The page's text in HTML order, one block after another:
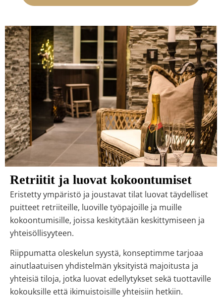
Retriitit ja luovat kokoontumiset
Eristetty ympäristö ja joustavat tilat luovat täydelliset
puitteet retriiteille, luoville työpajoille ja muille
kokoontumisille, joissa keskitytään keskittymiseen ja
yhteisöllisyyteen.
Riippumatta oleskelun syystä, konseptimme tarjoaa
ainutlaatuisen yhdistelmän yksityistä majoitusta ja
yhteisiä tiloja, jotka luovat edellytykset sekä tuottaville
kokouksille että ikimuistoisille yhteisiin hetkiin.